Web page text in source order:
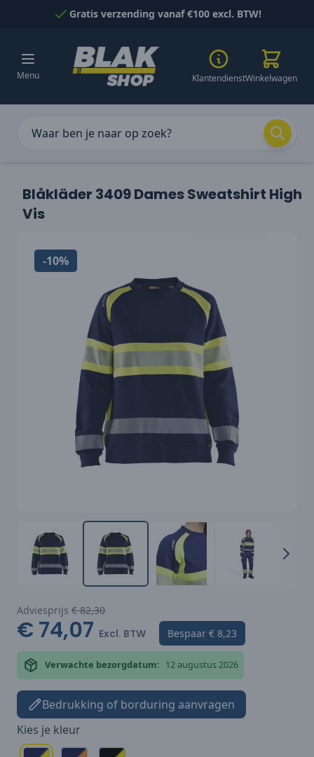
Naar inhoud gaanGratis verzending vanaf €100 excl. BTW!
Menu KlantendienstWinkelwagen
Blåkläder 3409 Dames Sweatshirt High
Vis
-10%
Adviesprijs € 82,30
€ 74,07 Excl. BTW Bespaar € 8,23
Verwachte bezorgdatum: 12 augustus 2026
Bedrukking of borduring aanvragen
Kies je kleur